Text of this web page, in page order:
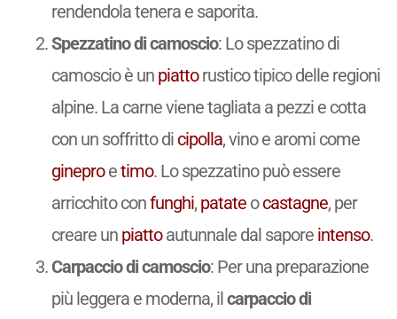
rendendola tenera e saporita.
Spezzatino di camoscio: Lo spezzatino di
camoscio è un piattorustico tipico delle regioni
alpine. La carne viene tagliata a pezzi e cotta
con un soffritto di cipolla, vino e aromi come
gineproetimo. Lo spezzatino può essere
arricchito confunghi, patateocastagne, per
creare un piattoautunnale dal sapore intenso.
Carpaccio di camoscio: Per una preparazione
più leggera e moderna, ilcarpaccio di